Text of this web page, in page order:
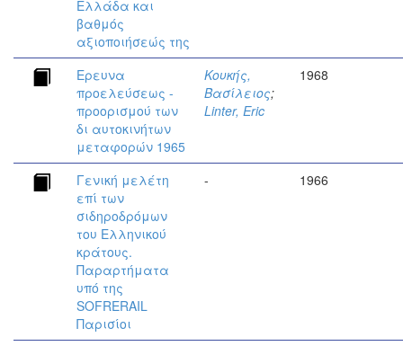
Ελλάδα και
βαθμός
αξιοποιήσεώς της
Ερευνα
προελεύσεως -
προορισμού των
δι αυτοκινήτων
μεταφορών 1965
Κουκής,
Βασίλειος;
Linter, Eric
1968
Γενική μελέτη
επί των
σιδηροδρόμων
του Ελληνικού
κράτους.
Παραρτήματα
υπό της
SOFRERAIL
Παρισίοι
- 1966